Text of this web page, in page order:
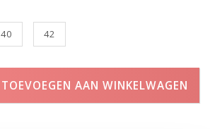
40 42
TOEVOEGEN AAN WINKELWAGEN